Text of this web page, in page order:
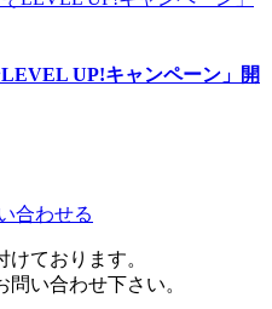
LEVEL UP!キャンペーン」開
合わせる
ております。
い合わせ下さい。